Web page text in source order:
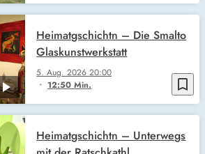
bookmark_border
5. Aug. 202620:00
12:50 Min.
Heimatgschichtn – Die Smalto
Glaskunstwerkstatt
Heimatgschichtn – Unterwegs